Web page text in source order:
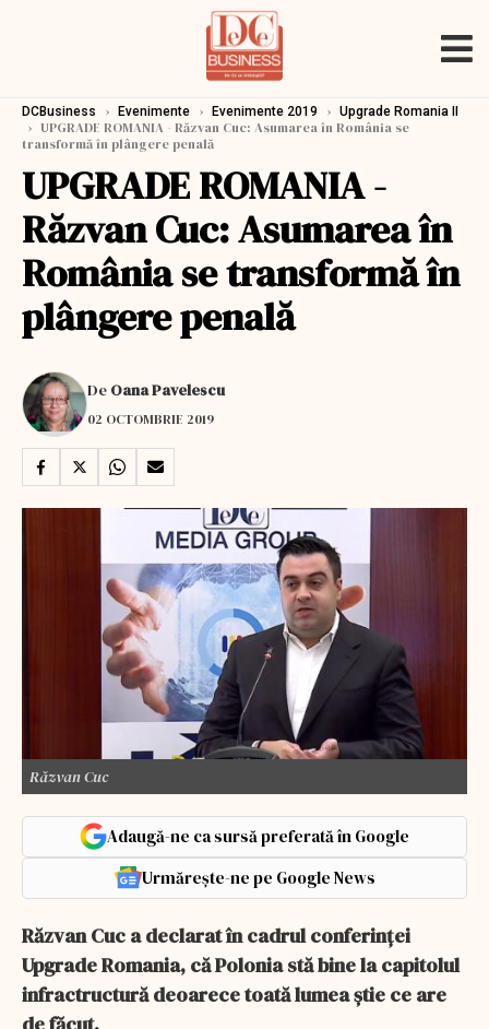
DCBusiness › Evenimente › Evenimente 2019 › Upgrade Romania II
› UPGRADE ROMANIA - Răzvan Cuc: Asumarea în România se
transformă în plângere penală
UPGRADE ROMANIA -
Răzvan Cuc: Asumarea în
România se transformă în
plângere penală
De Oana Pavelescu
02 OCTOMBRIE 2019
Răzvan Cuc
Adaugă-ne ca sursă preferată în Google
Urmărește-ne pe Google News
Răzvan Cuc a declarat în cadrul conferinței
Upgrade Romania, că Polonia stă bine la capitolul
infractructură deoarece toată lumea știe ce are
de făcut.